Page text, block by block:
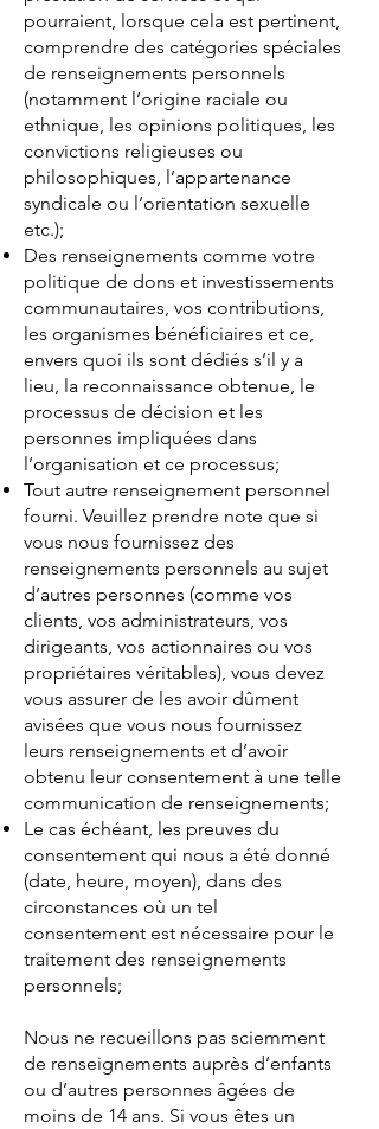
pourraient, lorsque cela est pertinent,
comprendre des catégories spéciales
de renseignements personnels
(notamment l’origine raciale ou
ethnique, les opinions politiques, les
convictions religieuses ou
philosophiques, l’appartenance
syndicale ou l’orientation sexuelle
etc.);
Des renseignements comme votre
politique de dons et investissements
communautaires, vos contributions,
les organismes bénéficiaires et ce,
envers quoi ils sont dédiés s’il y a
lieu, la reconnaissance obtenue, le
processus de décision et les
personnes impliquées dans
l’organisation et ce processus;
Tout autre renseignement personnel
fourni. Veuillez prendre note que si
vous nous fournissez des
renseignements personnels au sujet
d’autres personnes (comme vos
clients, vos administrateurs, vos
dirigeants, vos actionnaires ou vos
propriétaires véritables), vous devez
vous assurer de les avoir dûment
avisées que vous nous fournissez
leurs renseignements et d’avoir
obtenu leur consentement à une telle
communication de renseignements;
Le cas échéant, les preuves du
consentement qui nous a été donné
(date, heure, moyen), dans des
circonstances où un tel
consentement est nécessaire pour le
traitement des renseignements
personnels;
Nous ne recueillons pas sciemment
de renseignements auprès d’enfants
ou d’autres personnes âgées de
moins de 14 ans. Si vous êtes un